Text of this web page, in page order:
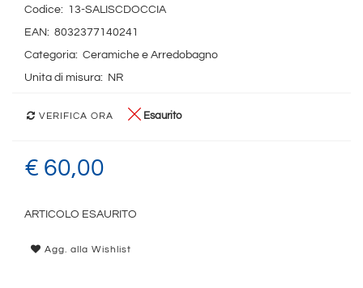
Codice:
13-SALISCDOCCIA
EAN: 8032377140241
Categoria: Ceramiche e Arredobagno
Unita di misura: NR
VERIFICA ORA Esaurito
€ 60,00
ARTICOLO ESAURITO
Agg. alla Wishlist